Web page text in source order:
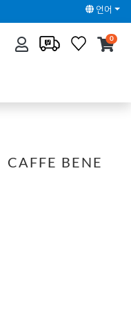
언어
0
CAFFE BENE